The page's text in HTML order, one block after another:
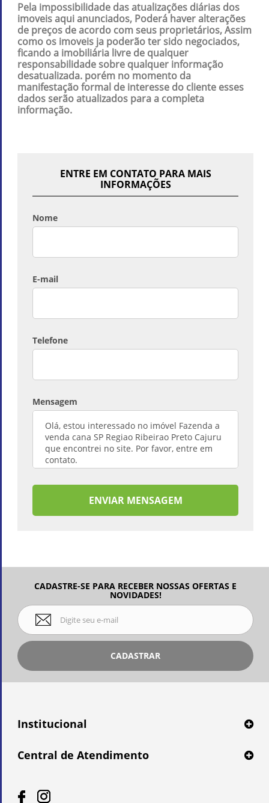
Pela impossibilidade das atualizações diárias dos
imoveis aqui anunciados, Poderá haver alterações
de preços de acordo com seus proprietários, Assim
como os imoveis ja poderão ter sido negociados,
ficando a imobiliária livre de qualquer
responsabilidade sobre qualquer informação
desatualizada. porém no momento da
manifestação formal de interesse do cliente esses
dados serão atualizados para a completa
informação.
ENTRE EM CONTATO PARA MAIS
INFORMAÇÕES
Nome
E-mail
Telefone
Mensagem
ENVIAR MENSAGEM
CADASTRE-SE PARA RECEBER NOSSAS OFERTAS E
NOVIDADES!
CADASTRAR
Institucional
Central de Atendimento